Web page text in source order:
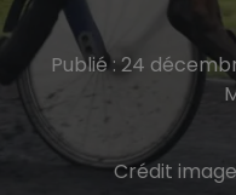
Publié : 24
Crédit